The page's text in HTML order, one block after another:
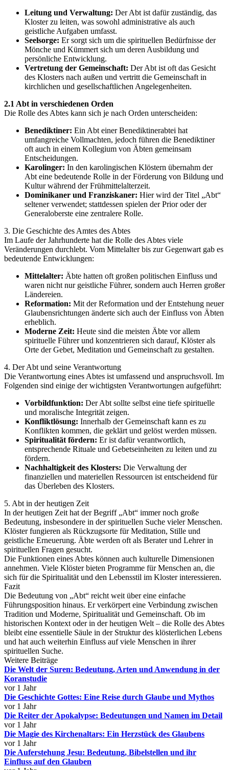
Leitung und Verwaltung: Der Abt ist dafür zuständig, das
Kloster zu leiten, was sowohl administrative als auch
geistliche Aufgaben umfasst.
Seelsorge: Er sorgt sich um die spirituellen Bedürfnisse der
Mönche und Kümmert sich um deren Ausbildung und
persönliche Entwicklung.
Vertretung der Gemeinschaft: Der Abt ist oft das Gesicht
des Klosters nach außen und vertritt die Gemeinschaft in
kirchlichen und gesellschaftlichen Angelegenheiten.
2.1 Abt in verschiedenen Orden
Die Rolle des Abtes kann sich je nach Orden unterscheiden:
Benediktiner: Ein Abt einer Benediktinerabtei hat
umfangreiche Vollmachten, jedoch führen die Benediktiner
oft auch in einem Kollegium von Äbten gemeinsam
Entscheidungen.
Karolinger: In den karolingischen Klöstern übernahm der
Abt eine bedeutende Rolle in der Förderung von Bildung und
Kultur während der Frühmittelalterzeit.
Dominikaner und Franziskaner: Hier wird der Titel „Abt“
seltener verwendet; stattdessen spielen der Prior oder der
Generaloberste eine zentralere Rolle.
3. Die Geschichte des Amtes des Abtes
Im Laufe der Jahrhunderte hat die Rolle des Abtes viele
Veränderungen durchlebt. Vom Mittelalter bis zur Gegenwart gab es
bedeutende Entwicklungen:
Mittelalter: Äbte hatten oft großen politischen Einfluss und
waren nicht nur geistliche Führer, sondern auch Herren großer
Ländereien.
Reformation: Mit der Reformation und der Entstehung neuer
Glaubensrichtungen änderte sich auch der Einfluss von Äbten
erheblich.
Moderne Zeit: Heute sind die meisten Äbte vor allem
spirituelle Führer und konzentrieren sich darauf, Klöster als
Orte der Gebet, Meditation und Gemeinschaft zu gestalten.
4. Der Abt und seine Verantwortung
Die Verantwortung eines Abtes ist umfassend und anspruchsvoll. Im
Folgenden sind einige der wichtigsten Verantwortungen aufgeführt:
Vorbildfunktion: Der Abt sollte selbst eine tiefe spirituelle
und moralische Integrität zeigen.
Konfliktlösung: Innerhalb der Gemeinschaft kann es zu
Konflikten kommen, die geklärt und gelöst werden müssen.
Spiritualität fördern: Er ist dafür verantwortlich,
entsprechende Rituale und Gebetseinheiten zu leiten und zu
fördern.
Nachhaltigkeit des Klosters: Die Verwaltung der
finanziellen und materiellen Ressourcen ist entscheidend für
das Überleben des Klosters.
5. Abt in der heutigen Zeit
In der heutigen Zeit hat der Begriff „Abt“ immer noch große
Bedeutung, insbesondere in der spirituellen Suche vieler Menschen.
Klöster fungieren als Rückzugsorte für Meditation, Stille und
geistliche Erneuerung. Äbte werden oft als Berater und Lehrer in
spirituellen Fragen gesucht.
Die Funktionen eines Abtes können auch kulturelle Dimensionen
annehmen. Viele Klöster bieten Programme für Menschen an, die
sich für die Spiritualität und den Lebensstil im Kloster interessieren.
Fazit
Die Bedeutung von „Abt“ reicht weit über eine einfache
Führungsposition hinaus. Er verkörpert eine Verbindung zwischen
Tradition und Moderne, Spiritualität und Gemeinschaft. Ob im
historischen Kontext oder in der heutigen Welt – die Rolle des Abtes
bleibt eine essentielle Säule in der Struktur des klösterlichen Lebens
und hat auch weiterhin Einfluss auf viele Menschen in ihrer
spirituellen Suche.
Weitere Beiträge
Die Welt der Suren: Bedeutung, Arten und Anwendung in der
Koranstudie
vor 1 Jahr
Die Geschichte Gottes: Eine Reise durch Glaube und Mythos
vor 1 Jahr
Die Reiter der Apokalypse: Bedeutungen und Namen im Detail
vor 1 Jahr
Die Magie des Kirchenaltars: Ein Herzstück des Glaubens
vor 1 Jahr
Die Auferstehung Jesu: Bedeutung, Bibelstellen und ihr
Einfluss auf den Glauben